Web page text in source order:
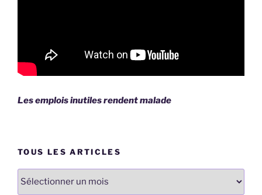
Les emplois inutiles rendent malade
TOUS LES ARTICLES
Tous